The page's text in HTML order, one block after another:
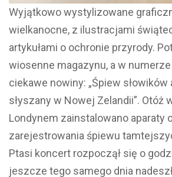
Wyjątkowo wystylizowane
wielkanocne, z ilustracjami
artykułami o ochronie przyrody.
wiosenne magazynu, a w
ciekawe nowiny: „Śpiew
słyszany w Nowej Zelandii”. Otóż
Londynem zainstalowano aparaty
zarejestrowania śpiewu
Ptasi koncert rozpoczął się o
jeszcze tego samego dnia